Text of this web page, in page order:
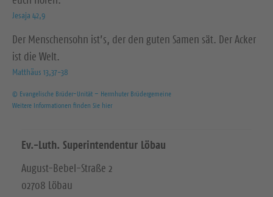
Jesaja 42,9
Der Menschensohn ist’s, der den guten Samen sät. Der Acker
ist die Welt.
Matthäus 13,37-38
© Evangelische Brüder-Unität – Herrnhuter Brüdergemeine
Weitere Informationen finden Sie hier
Ev.-Luth. Superintendentur Löbau
August-Bebel-Straße 2
02708 Löbau